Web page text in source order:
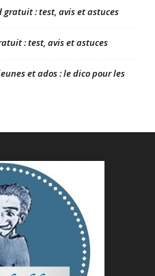
gratuit : test, avis et astuces
: test, avis et astuces
et ados : le dico pour les